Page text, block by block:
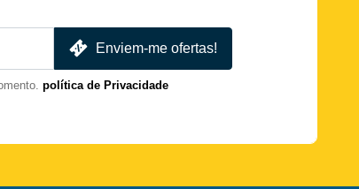
Enviem-me ofertas!
política de Privacidade